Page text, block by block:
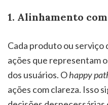
1. Alinhamento
Cada produto ou
ações que representam
dos usuários. Ohappy
ações com clareza. Isso